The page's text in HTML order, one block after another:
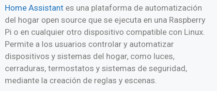
Home Assistant es una plataforma de automatización
del hogar open source que se ejecuta en una Raspberry
Pi o en cualquier otro dispositivo compatible con Linux.
Permite a los usuarios controlar y automatizar
dispositivos y sistemas del hogar, como luces,
cerraduras, termostatos y sistemas de seguridad,
mediante la creación de reglas y escenas.